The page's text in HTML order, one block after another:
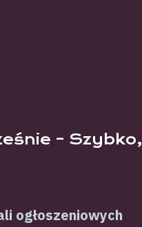
– Szybko,
ogłoszeniowych